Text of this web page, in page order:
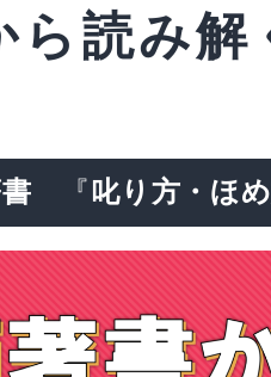
ら読み
『 叱り方・ほ